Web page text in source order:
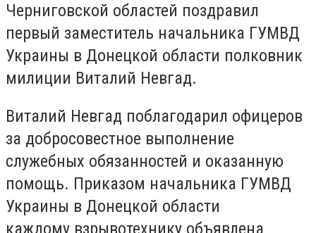
Черниговской областей поздравил
первый заместитель начальника ГУМВД
Украины в Донецкой области полковник
милиции Виталий Невгад.
Виталий Невгад поблагодарил офицеров
за добросовестное выполнение
служебных обязанностей и оказанную
помощь. Приказом начальника ГУМВД
Украины в Донецкой области
каждому взрывотехнику объявлена ​​